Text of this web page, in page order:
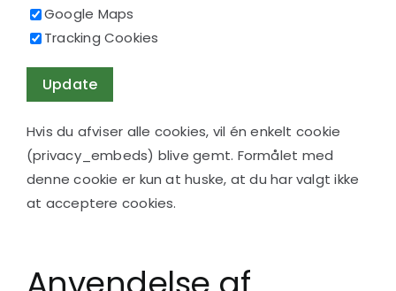
Google Maps
Tracking Cookies
Hvis du afviser alle cookies, vil én enkelt cookie
(privacy_embeds) blive gemt. Formålet med
denne cookie er kun at huske, at du har valgt ikke
at acceptere cookies.